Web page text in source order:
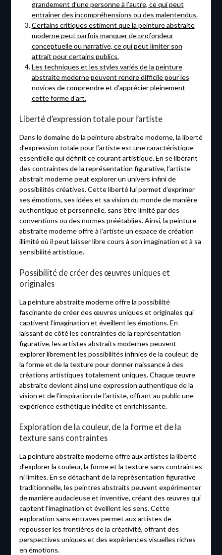
grandement d’une personne à l’autre, ce qui peut
entraîner des incompréhensions ou des malentendus.
Certains critiques estiment que la peinture abstraite
moderne peut parfois manquer de profondeur
conceptuelle ou narrative, ce qui peut limiter son
attrait pour certains publics.
Les techniques et les styles variés de la peinture
abstraite moderne peuvent rendre difficile pour les
novices de comprendre et d’apprécier pleinement
cette forme d’art.
Liberté d’expression totale pour l’artiste
Dans le domaine de la peinture abstraite moderne, la liberté
d’expression totale pour l’artiste est une caractéristique
essentielle qui définit ce courant artistique. En se libérant
des contraintes de la représentation figurative, l’artiste
abstrait moderne peut explorer un univers infini de
possibilités créatives. Cette liberté lui permet d’exprimer
ses émotions, ses idées et sa vision du monde de manière
authentique et personnelle, sans être limité par des
conventions ou des normes préétablies. Ainsi, la peinture
abstraite moderne offre à l’artiste un espace de création
illimité où il peut laisser libre cours à son imagination et à sa
sensibilité artistique.
Possibilité de créer des œuvres uniques et
originales
La peinture abstraite moderne offre la possibilité
fascinante de créer des œuvres uniques et originales qui
captivent l’imagination et éveillent les émotions. En
laissant de côté les contraintes de la représentation
figurative, les artistes abstraits modernes peuvent
explorer librement les possibilités infinies de la couleur, de
la forme et de la texture pour donner naissance à des
créations artistiques totalement uniques. Chaque œuvre
abstraite devient ainsi une expression authentique de la
vision et de l’inspiration de l’artiste, offrant au public une
expérience esthétique inédite et enrichissante.
Exploration de la couleur, de la forme et de la
texture sans contraintes
La peinture abstraite moderne offre aux artistes la liberté
d’explorer la couleur, la forme et la texture sans contraintes
ni limites. En se détachant de la représentation figurative
traditionnelle, les peintres abstraits peuvent expérimenter
de manière audacieuse et inventive, créant des œuvres qui
captent l’imagination et éveillent les sens. Cette
exploration sans entraves permet aux artistes de
repousser les frontières de la créativité, offrant des
perspectives uniques et des expériences visuelles riches
en émotions.